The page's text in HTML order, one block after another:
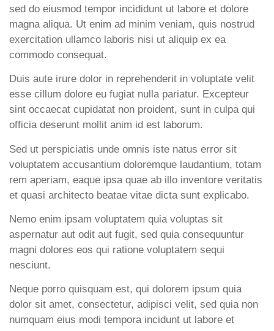
sed do eiusmod tempor incididunt ut labore et dolore
magna aliqua. Ut enim ad minim veniam, quis nostrud
exercitation ullamco laboris nisi ut aliquip ex ea
commodo consequat.
Duis aute irure dolor in reprehenderit in voluptate velit
esse cillum dolore eu fugiat nulla pariatur. Excepteur
sint occaecat cupidatat non proident, sunt in culpa qui
officia deserunt mollit anim id est laborum.
Sed ut perspiciatis unde omnis iste natus error sit
voluptatem accusantium doloremque laudantium, totam
rem aperiam, eaque ipsa quae ab illo inventore veritatis
et quasi architecto beatae vitae dicta sunt explicabo.
Nemo enim ipsam voluptatem quia voluptas sit
aspernatur aut odit aut fugit, sed quia consequuntur
magni dolores eos qui ratione voluptatem sequi
nesciunt.
Neque porro quisquam est, qui dolorem ipsum quia
dolor sit amet, consectetur, adipisci velit, sed quia non
numquam eius modi tempora incidunt ut labore et